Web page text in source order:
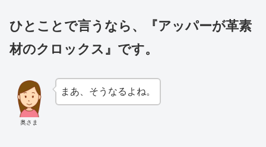
ひとことで言うなら、『アッパーが革素
材のクロックス』です。
奥さま
まあ、そうなるよね。